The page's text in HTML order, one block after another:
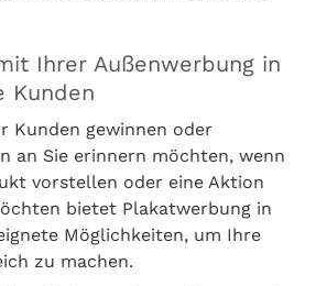
Ihrer Außenwerbung in
Kunden
Kunden gewinnen oder
an Sie erinnern möchten, wenn
vorstellen oder eine Aktion
bietet Plakatwerbung in
Möglichkeiten, um Ihre
zu machen.